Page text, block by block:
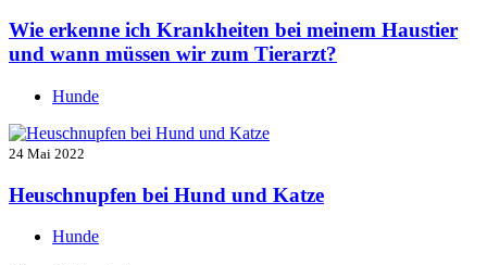
Wie erkenne ich Krankheiten bei meinem Haustier
und wann müssen wir zum Tierarzt?
Hunde
24 Mai 2022
Heuschnupfen bei Hund und Katze
Hunde